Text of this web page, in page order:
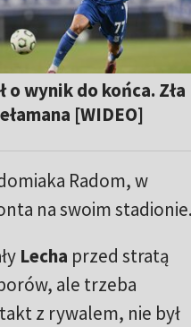
o wynik do końca. Zła
[WIDEO]
Radom, w
na swoim stadionie.
Lecha przed stratą
ale trzeba
z rywalem, nie był